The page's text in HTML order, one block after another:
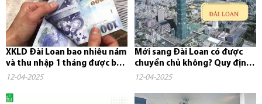
XKLD Đài Loan bao nhiêu năm
và thu nhập 1 tháng được bao
nhiêu tiền?
12-04-2025
Mới sang Đài Loan có được
chuyển chủ không? Quy định,
chi phí và những điều cần...
12-04-2025